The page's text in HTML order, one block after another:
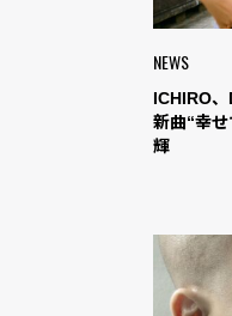
NEWS
ICHIRO
新曲“幸
輝